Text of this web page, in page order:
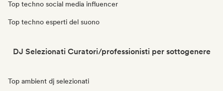
Top techno social media influencer
Top techno esperti del suono
DJ Selezionati Curatori/professionisti per sottogenere
Top ambient dj selezionati